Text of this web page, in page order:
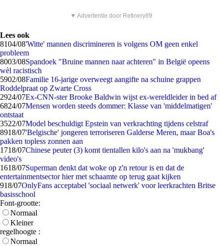
▼ Advertentie door Refinery89
Lees ook
8104/08'Witte' mannen discrimineren is volgens OM geen enkel
probleem
8003/08Spandoek "Bruine mannen naar achteren" in België opeens
wèl racistisch
5902/08Familie 16-jarige overweegt aangifte na schuine grappen
Roddelpraat op Zwarte Cross
2924/07Ex-CNN-ster Brooke Baldwin wijst ex-wereldleider in bed af
6824/07Mensen worden steeds dommer: Klasse van 'middelmatigen'
ontstaat
3522/07Model beschuldigt Epstein van verkrachting tijdens celstraf
8918/07'Belgische' jongeren terroriseren Galderse Meren, maar Boa's
pakken topless zonnen aan
1718/07Chinese peuter (3) komt tientallen kilo's aan na 'mukbang'
video's
1618/07Superman denkt dat woke op z'n retour is en dat de
entertainmentsector hier met schaamte op terug gaat kijken
918/07OnlyFans acceptabel 'sociaal netwerk' voor leerkrachten Britse
basisschool
Font-grootte:
Normaal
Kleiner
regelhoogte :
Normaal